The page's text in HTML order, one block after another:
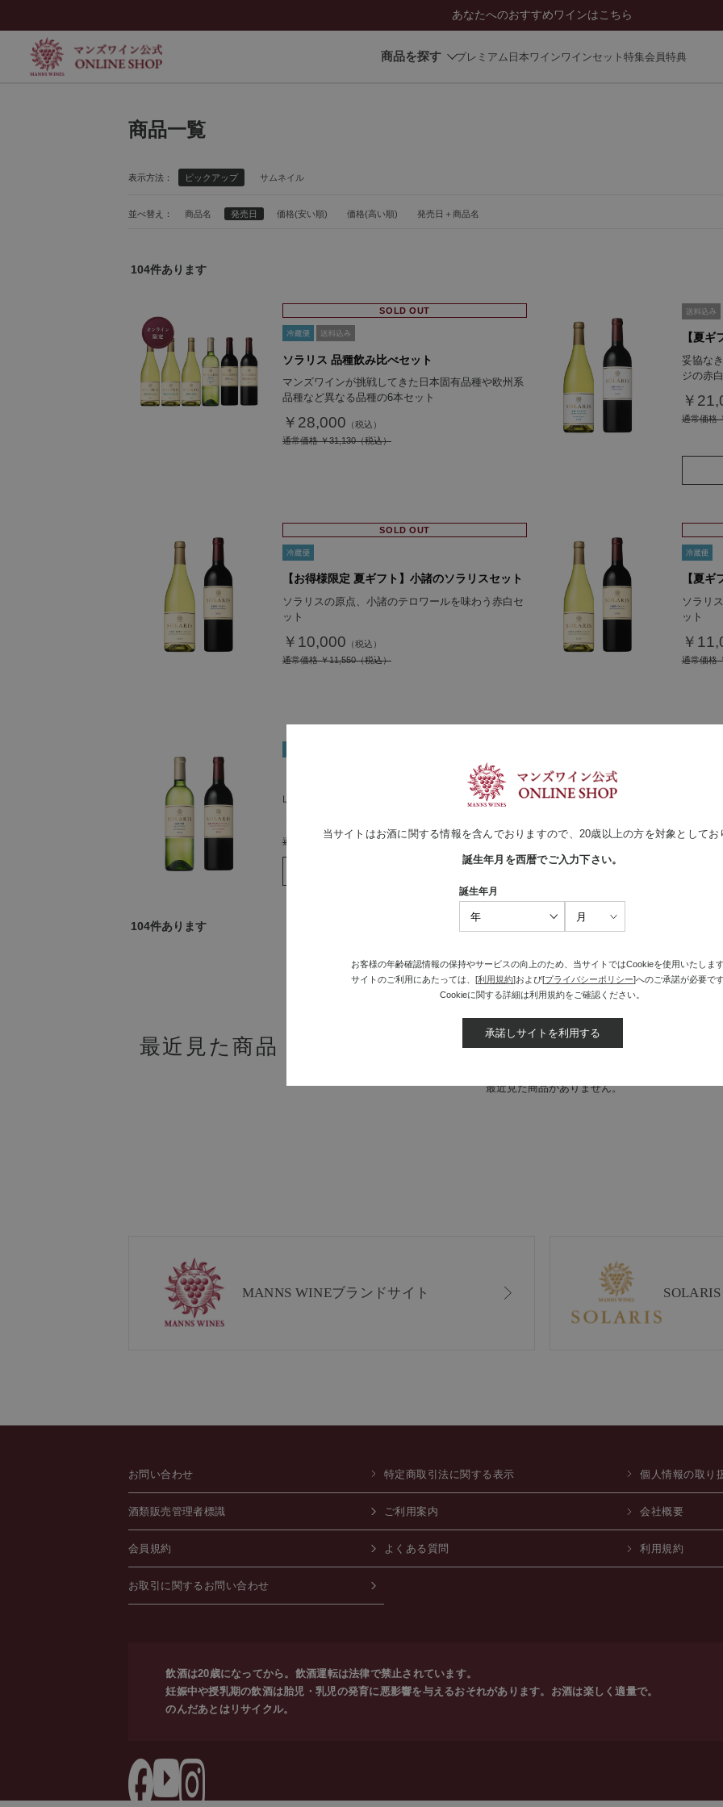
あなたへのおすすめワインはこちら
商品を探す プレミアム日本ワインワインセット 特集会員特典
商品一覧
表示方法： ピックアップ サムネイル
並べ替え： 商品名 発売日 価格(安い順) 価格(高い順) 発売日＋商品名
104件あります
ソラリス 品種飲み比べセット
マンズワインが挑戦してきた日本固有品種や欧州系
品種など異なる品種の6本セット
SOLD OUT
￥28,000
通常価格￥31,130
【夏ギ
妥協な
ジの赤
￥
通常価格
【お得様限定 夏ギフト】小諸のソラリスセット
ソラリスの原点、小諸のテロワールを味わう赤白セ
ット
SOLD OUT
￥10,000
通常価格￥11,550
【夏ギ
ソラリ
ット
￥
通常価格
【お得様限定 夏ギフト】山梨のソラリスセット
山梨のぶどうが織りなす上品な赤白セット
通常価格 ￥7,260
104件あります
1 2 3 4 5 6 7 8 9 次
最近見た商品
最近見た商品がありません。
MANNS WINEブランドサイト
お問い合わせ 特定商取引法に関する表示 個人情報の取り
酒類販売管理者標識 ご利用案内 会社概要
会員規約 よくある質問 利用規約
お取引に関するお問い合わせ
飲酒は20歳になってから。飲酒運転は法律で禁止されています。
妊娠中や授乳期の飲酒は胎児・乳児の発育に悪影響を与えるおそれがあります。お酒は楽しく適量で。
のんだあとはリサイクル。
当サイトはお酒に関する情報を含んでおりますので、20歳以上の方を対象としてお
誕生年月を西暦でご入力下さい。
誕生年月
お客様の年齢確認情報の保持やサービスの向上のため、当サイトではCookieを使用いたします
サイトのご利用にあたっては、[利用規約]および[プライバシーポリシー]へのご承諾が必要です
Cookieに関する詳細は利用規約をご確認ください。
承諾しサイトを利用する